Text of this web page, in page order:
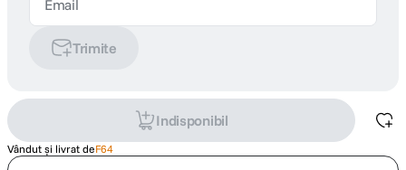
Trimite
Indisponibil
Vândut și livrat deF64